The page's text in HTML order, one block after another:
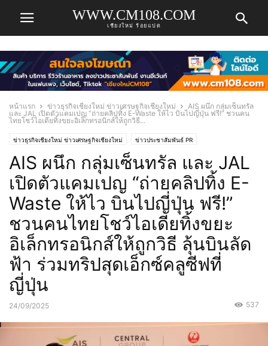
WWW.CM108.COM
เชียงใหม่ ร้อยแปด
หน้าแรก ข่าวธุรกิจเชียงใหม่ ข่าวเศรษฐกิจเชียงใหม่
AIS ผนึก กลุ่มเซ็นทรัล
และ JAL เปิดตัวแคมเปญ “ถ่ายคลิปทิ้ง E-Waste ให้ไว บินไปญี่ปุ่น ฟรี!” ชวนคน
ไทยโชว์ไอเดียทิ้งขยะอิเล็กทรอนิกส์ให้ถูกวิธี...
ข่าวธุรกิจเชียงใหม่ ข่าวเศรษฐกิจเชียงใหม่ ข่าวประชาสัมพันธ์ PR
AIS ผนึก กลุ่มเซ็นทรัล และ JAL
เปิดตัวแคมเปญ “ถ่ายคลิปทิ้ง E-
Waste ให้ไว บินไปญี่ปุ่น ฟรี!”
ชวนคนไทยโชว์ไอเดียทิ้งขยะ
อิเล็กทรอนิกส์ให้ถูกวิธี ลุ้นบินลัด
ฟ้า ร่วมทริปสุดเอ็กซ์คลูซีฟที่
ญี่ปุ่น
24/09/2025 537